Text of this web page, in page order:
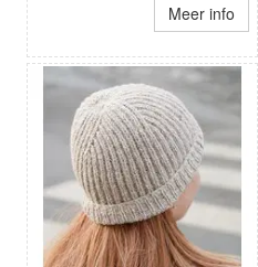
Meer info